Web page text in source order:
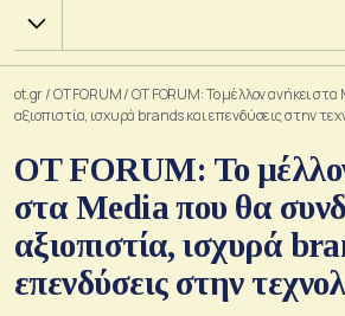
Χ.Α.
ot.gr/OT FORUM/OT FORUM: Το μέλλον ανήκει
αξιοπιστία, ισχυρά brands και επενδύσεις στην
OT FORUM: Το
στα Media που θα
αξιοπιστία, ισχυρά
επενδύσεις στην